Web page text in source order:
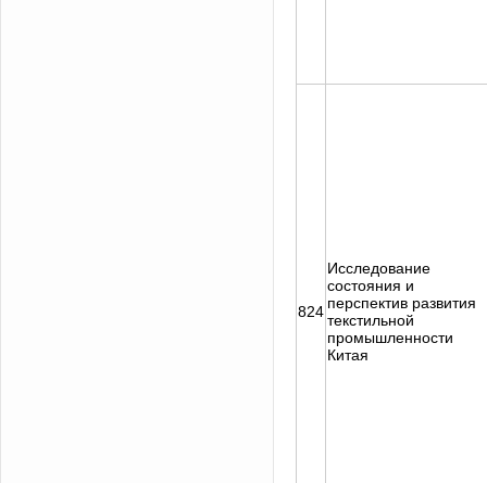
824
Исследование
состояния и
перспектив развития
текстильной
промышленности
Китая